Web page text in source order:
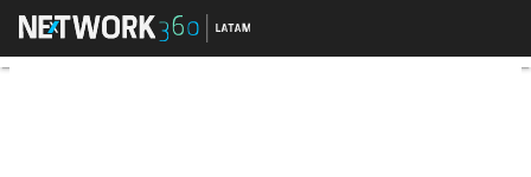
Honor 50: una ‘declaración de